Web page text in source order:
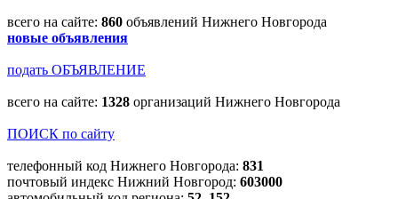
всего на сайте: 860 объявлений Нижнего Новгорода
новые объявления
подать ОБЪЯВЛЕНИЕ
всего на сайте: 1328 организаций Нижнего Новгорода
ПОИСК по сайту
телефонный код Нижнего Новгорода: 831
почтовый индекс Нижний Новгород: 603000